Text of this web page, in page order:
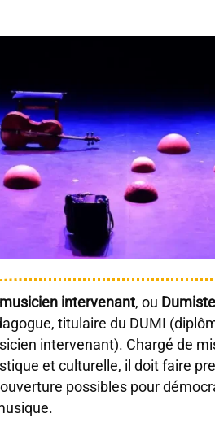
musicien intervenant, ou Dumiste
titulaire du DUMI
intervenant). Chargé de
et culturelle, il doit faire
possibles pour